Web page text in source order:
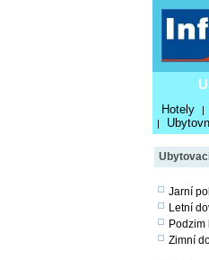
Hotely |
|
Jarní
Letní
Podzim
Zimní